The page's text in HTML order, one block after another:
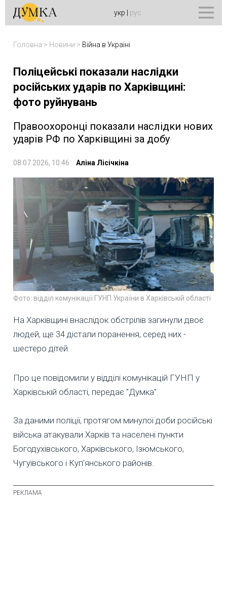
укр рус
Головна > Новини > Війна в Україні
Поліцейські показали наслідки
російських ударів по Харківщині:
фото руйнувань
Правоохоронці показали наслідки нових
ударів РФ по Харківщині за добу
08.07.2026, 10:46 Аліна Лісічкіна
Фото: відділ комунікації ГУНП України в Харківській області
На Харківщині внаслідок обстрілів загинули двоє
людей, ще 34 дістали поранення, серед них -
шестеро дітей.
Про це повідомили у відділі комунікацій ГУНП у
Харківській області, передає "Думка".
За даними поліції, протягом минулої доби російські
війська атакували Харків та населені пункти
Богодухівського, Харківського, Ізюмського,
Чугуївського і Куп'янського районів.